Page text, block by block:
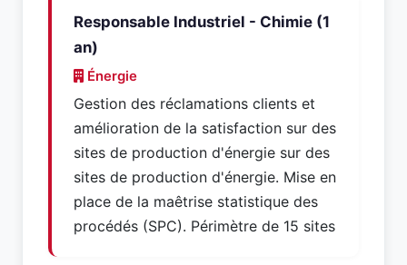
Responsable Industriel - Chimie (1
an)
Énergie
Gestion des réclamations clients et
amélioration de la satisfaction sur des
sites de production d'énergie sur des
sites de production d'énergie. Mise en
place de la maêtrise statistique des
procédés (SPC). Périmètre de 15 sites